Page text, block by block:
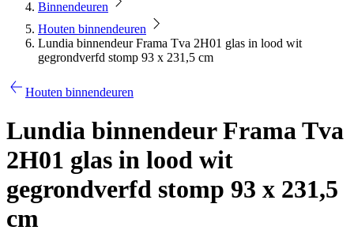
Binnendeuren
Houten binnendeuren
Lundia binnendeur Frama Tva 2H01 glas in lood wit
gegrondverfd stomp 93 x 231,5 cm
Houten binnendeuren
Lundia binnendeur Frama Tva
2H01 glas in lood wit
gegrondverfd stomp 93 x 231,5
cm